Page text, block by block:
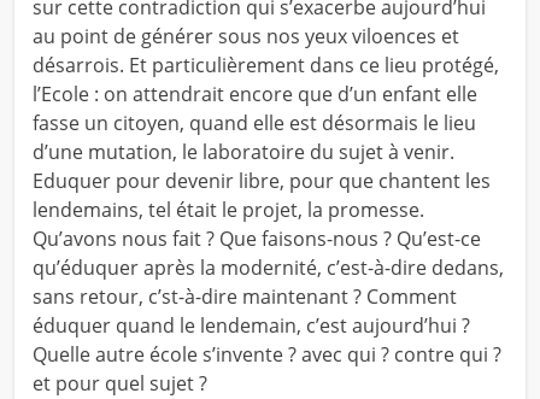
sur cette contradiction qui s’exacerbe aujourd’hui
au point de générer sous nos yeux viloences et
désarrois. Et particulièrement dans ce lieu protégé,
l’Ecole : on attendrait encore que d’un enfant elle
fasse un citoyen, quand elle est désormais le lieu
d’une mutation, le laboratoire du sujet à venir.
Eduquer pour devenir libre, pour que chantent les
lendemains, tel était le projet, la promesse.
Qu’avons nous fait ? Que faisons-nous ? Qu’est-ce
qu’éduquer après la modernité, c’est-à-dire dedans,
sans retour, c’st-à-dire maintenant ? Comment
éduquer quand le lendemain, c’est aujourd’hui ?
Quelle autre école s’invente ? avec qui ? contre qui ?
et pour quel sujet ?